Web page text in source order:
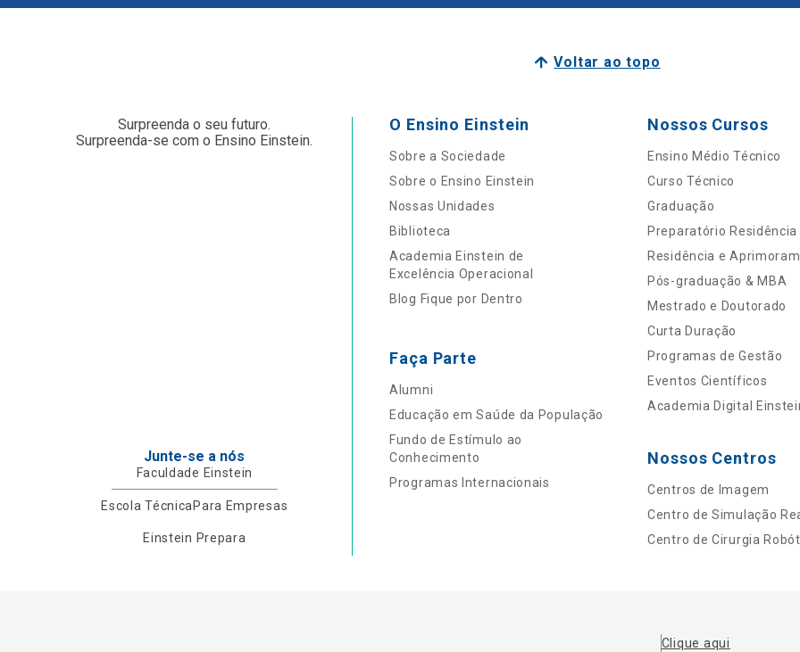
Voltar ao topo
Surpreenda o seu futuro.
Surpreenda-se com o Ensino Einstein.
Junte-se a nós
Faculdade Einstein
Escola TécnicaPara Empresas
Einstein Prepara
O Ensino Einstein
Sobre a Sociedade
Sobre o Ensino Einstein
Nossas Unidades
Biblioteca
Academia Einstein de
Excelência Operacional
Blog Fique por Dentro
Faça Parte
Alumni
Educação em Saúde da População
Fundo de Estímulo ao
Conhecimento
Programas Internacionais
Nossos Cursos
Ensino Médio Técnico
Curso Técnico
Graduação
Preparatório Residência
Residência e
Pós-graduação & MBA
Mestrado e Doutorado
Curta Duração
Programas de Gestão
Eventos Científicos
Academia Digital
Nossos Centros
Centros de Imagem
Centro de Simulação
Centro de Cirurgia
Clique aqui